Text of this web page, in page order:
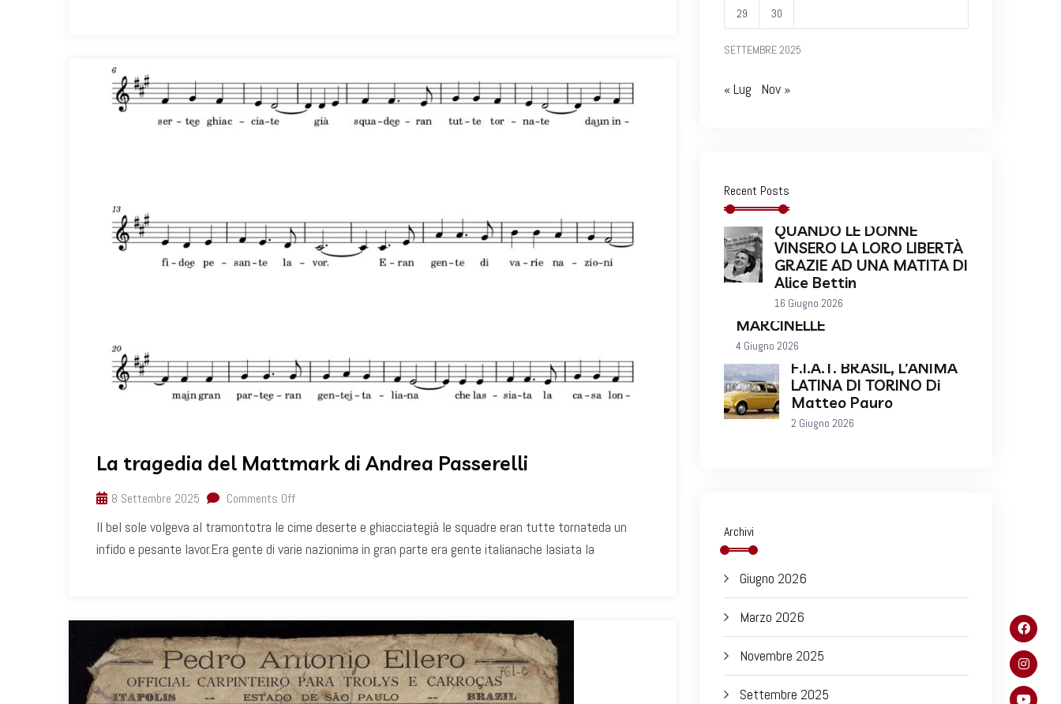
La tragedia del Mattmark di Andrea Passerelli
8 Settembre 2025 Comments Off
Il bel sole volgeva al tramontotra le cime deserte e ghiacciategià le squadre eran tutte tornateda un
infido e pesante lavor.Era gente di varie nazionima in gran parte era gente italianache lasiata la
SETTEMBRE 2025
29 30
« Lug Nov »
Recent Posts
QUANDO LE DONNE
VINSERO LA LORO LIBERTÀ
GRAZIE AD UNA MATITA DI
Alice Bettin
16 Giugno 2026
MARCINELLE
4 Giugno 2026
F.I.A.T. BRASIL, L’ANIMA
LATINA DI TORINO Di
Matteo Pauro
2 Giugno 2026
Archivi
Giugno 2026
Marzo 2026
Novembre 2025
Settembre 2025